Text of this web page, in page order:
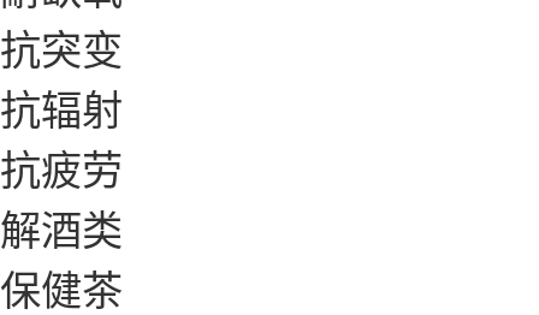
抗突变
抗辐射
抗疲劳
解酒类
保健茶